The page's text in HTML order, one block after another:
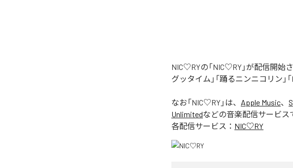
NIC♡RYの「NIC♡RY」が配信開始
グッタイム」「踊るニンニコリン
なお「NIC♡RY 」は、 Apple Music、
Unlimitedなどの音楽配信サービス
各配信サービス： NIC♡RY